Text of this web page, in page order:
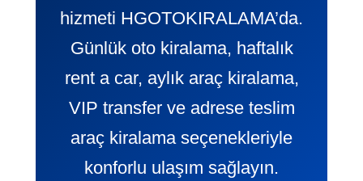
hizmeti HGOTOKIRALAMA’da.
Günlük oto kiralama, haftalık
rent a car, aylık araç kiralama,
VIP transfer ve adrese teslim
araç kiralama seçenekleriyle
konforlu ulaşım sağlayın.